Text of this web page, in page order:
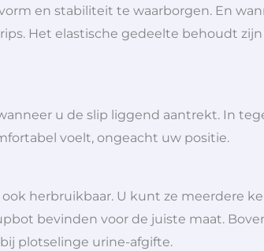
en stabiliteit te waarborgen. En
Het elastische gedeelte behoudt
u de slip liggend aantrekt. In
voelt, ongeacht uw positie.
herbruikbaar. U kunt ze meerdere
bevinden voor de juiste maat.
plotselinge urine-afgifte.